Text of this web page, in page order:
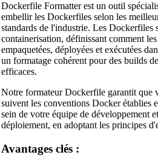
Dockerfile Formatter est un outil
embellir les Dockerfiles selon les
standards de l'industrie. Les Dockerfiles
containerisation, définissant comment
empaquetées, déployées et exécutées
un formatage cohérent pour des builds
efficaces.
Notre formateur Dockerfile garantit que
suivent les conventions Docker établies
sein de votre équipe de développement
déploiement, en adoptant les principes
Avantages clés :